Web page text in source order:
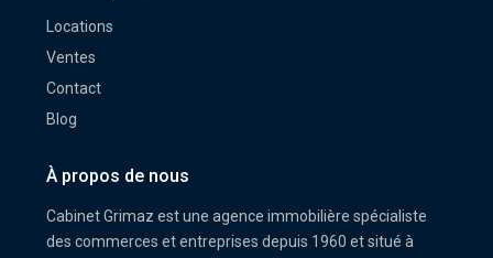
Locations
Ventes
Contact
Blog
À propos de nous
Cabinet Grimaz est une agence immobilière spécialiste
des commerces et entreprises depuis 1960 et situé à